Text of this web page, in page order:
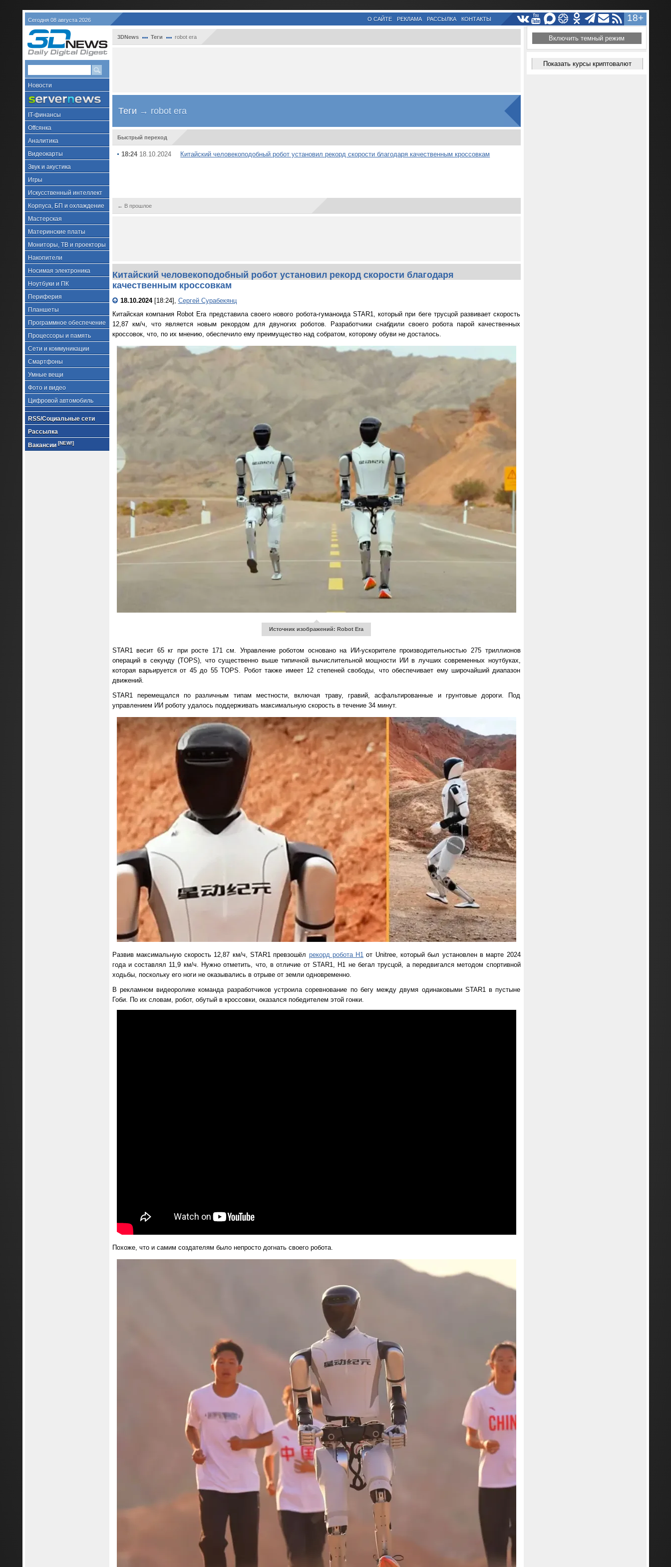
Сегодня 08 августа 2026 18+
О САЙТЕ РЕКЛАМА РАССЫЛКА КОНТАКТЫ
Новости
IT-финансы
Offсянка
Аналитика
Видеокарты
Звук и акустика
Игры
Искусственный интеллект
Корпуса, БП и охлаждение
Мастерская
Материнские платы
Мониторы, ТВ и проекторы
Накопители
Носимая электроника
Ноутбуки и ПК
Периферия
Планшеты
Программное обеспечение
Процессоры и память
Сети и коммуникации
Смартфоны
Умные вещи
Фото и видео
Цифровой автомобиль
RSS/Социальные сети
Рассылка
Вакансии [NEW!]
3DNews Теги robot era
Теги → robot era
Быстрый переход
18:2418.10.2024 Китайский человекоподобный робот установил рекорд скорости благодаря качественным кроссовкам
← В прошлое
Китайский человекоподобный робот установил рекорд скорости благодаря
качественным кроссовкам
18.10.2024[18:24], Сергей Сурабекянц
Китайская компания Robot Era представила своего нового робота-гуманоида STAR1, который при беге трусцой развивает скорость
12,87 км/ч, что является новым рекордом для двуногих роботов. Разработчики снабдили своего робота парой качественных
кроссовок, что, по их мнению, обеспечило ему преимущество над собратом, которому обуви не досталось.
Источник изображений: Robot Era
STAR1 весит 65 кг при росте 171 см. Управление роботом основано на ИИ-ускорителе производительностью 275 триллионов
операций в секунду (TOPS), что существенно выше типичной вычислительной мощности ИИ в лучших современных ноутбуках,
которая варьируется от 45 до 55 TOPS. Робот также имеет 12 степеней свободы, что обеспечивает ему широчайший диапазон
движений.
STAR1 перемещался по различным типам местности, включая траву, гравий, асфальтированные и грунтовые дороги. Под
управлением ИИ роботу удалось поддерживать максимальную скорость в течение 34 минут.
Развив максимальную скорость 12,87 км/ч, STAR1 превзошёл рекорд робота H1 от Unitree, который был установлен в марте 2024
года и составлял 11,9 км/ч. Нужно отметить, что, в отличие от STAR1, H1 не бегал трусцой, а передвигался методом спортивной
ходьбы, поскольку его ноги не оказывались в отрыве от земли одновременно.
В рекламном видеоролике команда разработчиков устроила соревнование по бегу между двумя одинаковыми STAR1 в пустыне
Гоби. По их словам, робот, обутый в кроссовки, оказался победителем этой гонки.
Похоже, что и самим создателям было непросто догнать своего робота.
Включить темный режим
Показать курсы криптовалют